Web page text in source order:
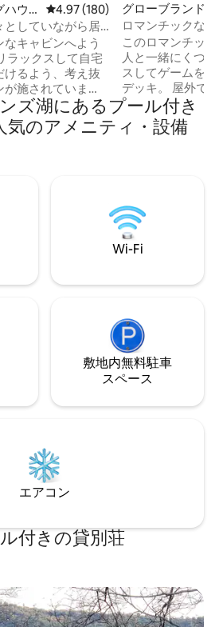
ハウ
レビュー180件、5つ星中4.97つ
4.97 (180)
としていながら居
30マイル
キャビンへよう
るよう、考え抜
施されていま
広々としたオープ
ンとリビングスペ
ルボール、専用
レイク内の公園
グローブランドの
ロマンチックな
ライベート湖
このロマンチック
人と一緒にくつろ
スしてゲームを楽
デッキ。 屋外での調理には、デッキに黒
い石のフライパンがあ
ウンテンレイク
ールのゴルフコー
マリーナがありま
の入り口まで24
50ドルのゲート
ズ湖にあるプール付き
気のアメニティ・設備
Wi-Fi
敷地内無料駐⁠車
ス⁠ペ⁠ー⁠ス
エアコン
付きの貸別荘
スです。